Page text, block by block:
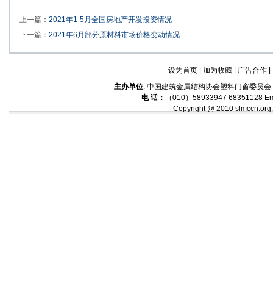
上一篇： 2021年1-5月全国房地产开发投资情况
下一篇： 2021年6月部分原材料市场价格变动情况
设为首页 |加为收藏 广告合作
主办单位: 中国建筑金属结构协会塑料门窗委员会
电 话：
（010）58933947 68351128
Copyright @ 2010